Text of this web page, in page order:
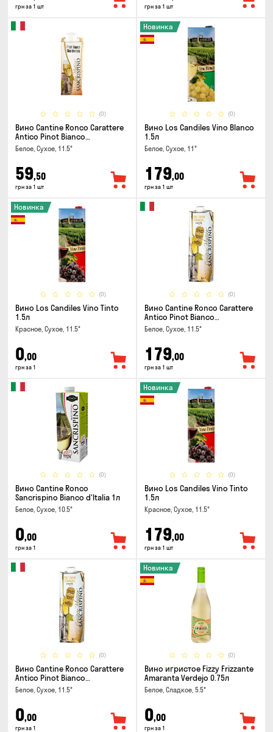
грн за 1 шт грн за 1 шт
(0)
Вино Cantine Ronco Carattere
Antico Pinot Bianco
Chardonnay Rubicone IGT 0.25л
Белое, Сухое, 11.5°
59,50
грн за 1 шт
(0)
Новинка
Вино Los Candiles Vino Blanco
1.5л
Белое, Сухое, 11°
179,00
грн за 1 шт
(0)
Новинка
Вино Los Candiles Vino Tinto
1.5л
Красное, Сухое, 11.5°
0,00
грн за 1
(0)
Вино Cantine Ronco Carattere
Antico Pinot Bianco
Chardonnay Rubicone IGT 1л
Белое, Сухое, 11.5°
179,00
грн за 1 шт
(0)
Вино Cantine Ronco
Sancrispino Bianco d'Italia 1л
Белое, Сухое, 10.5°
0,00
грн за 1
(0)
Новинка
Вино Los Candiles Vino Tinto
1.5л
Красное, Сухое, 11.5°
179,00
грн за 1 шт
(0)
Вино Cantine Ronco Carattere
Antico Pinot Bianco
Chardonnay Rubicone IGT 1л
Белое, Сухое, 11.5°
0,00
грн за 1
(0)
Новинка
Вино игристое Fizzy Frizzante
Amaranta Verdejo 0.75л
Белое, Сладкое, 5.5°
0,00
грн за 1